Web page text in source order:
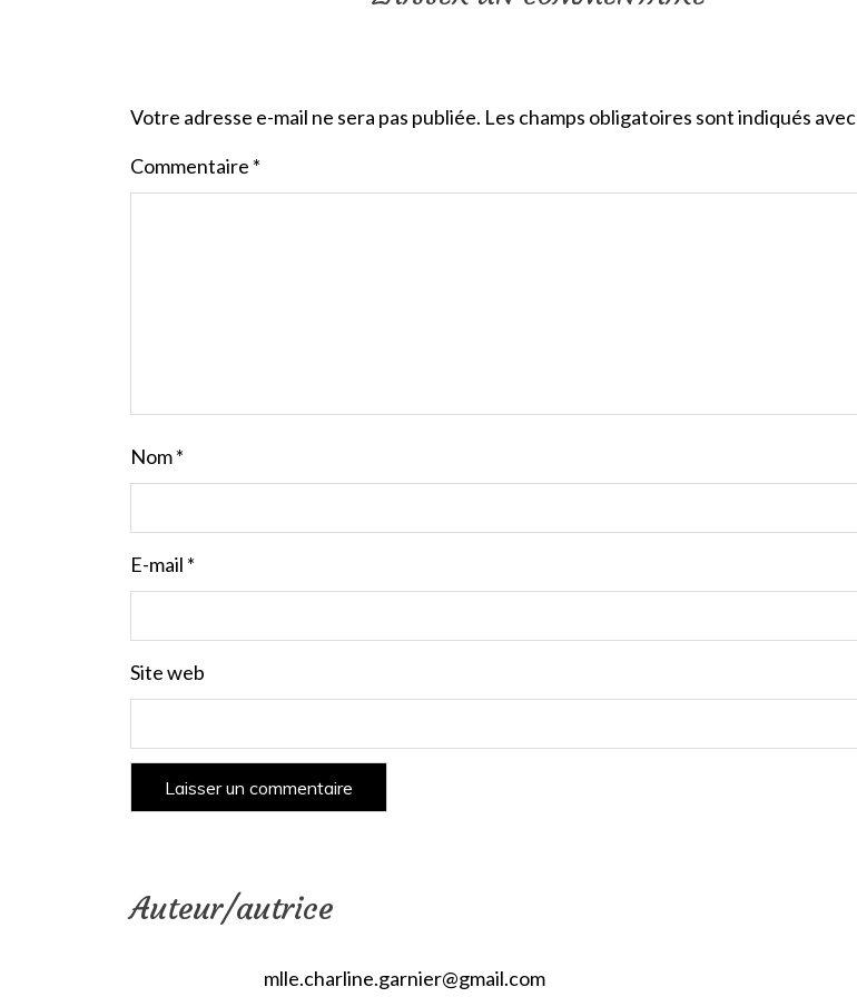
Votre adresse e-mail ne sera pas publiée. Les champs obligatoires sont indiqués avec
Commentaire *
Nom*
E-mail *
Site web
Auteur/autrice
mlle.charline.garnier@gmail.com